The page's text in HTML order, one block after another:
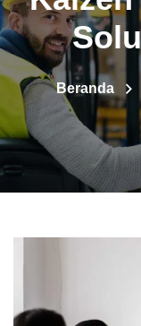
Beranda